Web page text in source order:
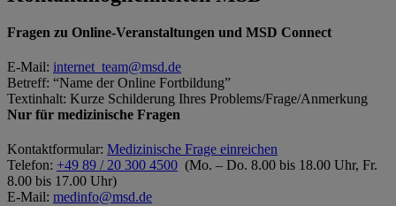
Fragen zu Online-Veranstaltungen und MSD Connect
E-Mail: internet_team@msd.de
Betreff: “Name der Online Fortbildung”
Textinhalt: Kurze Schilderung Ihres Problems/Frage/Anmerkung
Nur für medizinische Fragen
Kontaktformular: Medizinische Frage einreichen
Telefon: +49 89 / 20 300 4500 (Mo. – Do. 8.00 bis 18.00 Uhr, Fr.
8.00 bis 17.00 Uhr)
E-Mail: medinfo@msd.de